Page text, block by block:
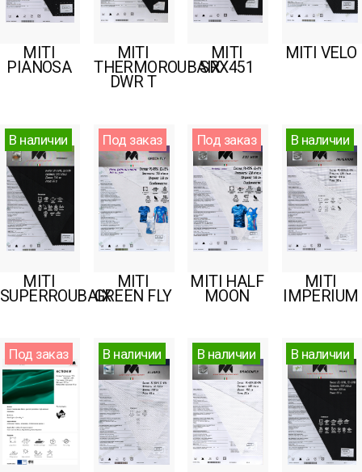
MITI
PIANOSA
MITI
THERMOROUBAIX
DWR T
MITI
SRX451
MITI VELO
В наличии
MITI
SUPERROUBAIX
Под заказ
MITI
GREEN FLY
Под заказ
MITI HALF
MOON
В наличии
MITI
IMPERIUM
Под заказ В наличии В наличии В наличии